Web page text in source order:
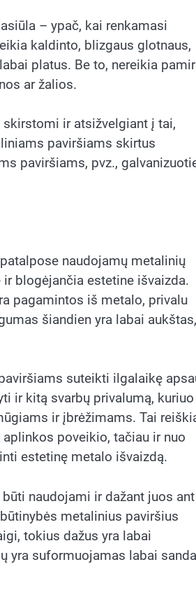
– ypač, kai renkamasi
kaldinto, blizgaus glotnaus,
platus. Be to, nereikia
ar žalios.
ir atsižvelgiant į tai,
paviršiams skirtus
paviršiams, pvz.,
naudojamų metalinių
blogėjančia estetine išvaizda.
pagamintos iš metalo, privalu
šiandien yra labai aukštas,
suteikti ilgalaikę
ir kitą svarbų privalumą, kuriuo
ir įbrėžimams. Tai
poveikio, tačiau ir nuo
estetinę metalo išvaizdą.
naudojami ir dažant juos ant
metalinius paviršius
tokius dažus yra labai
yra suformuojamas labai